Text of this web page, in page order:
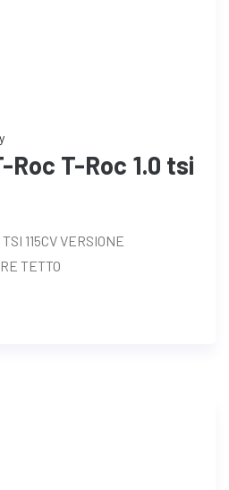
Roc T-Roc 1.0 tsi
115CV VERSIONE
TETTO